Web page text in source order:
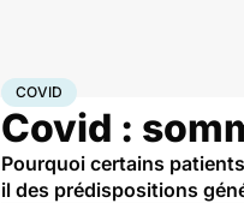
AccueilSanté
COVID
Covid :
Pourquoi certains
il des prédispositions